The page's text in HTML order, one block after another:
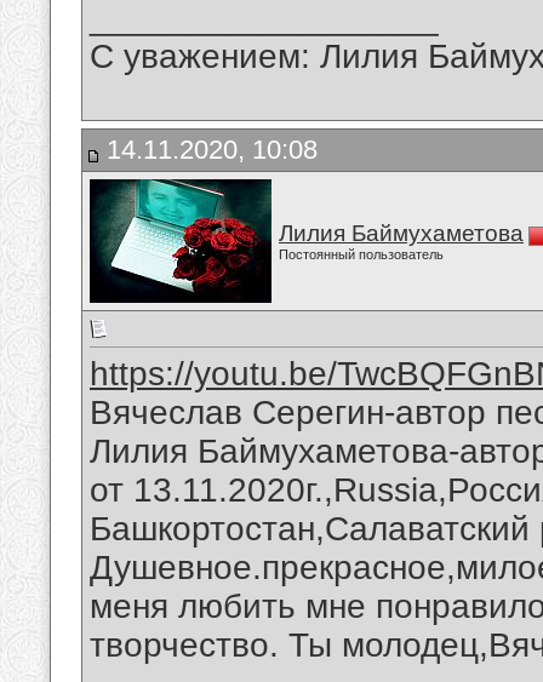
С уважением: Лилия
14.11.2020, 10:08
Лилия Баймухаметова
Постоянный пользователь
https://youtu.be/
Вячеслав Серегин-автор
Лилия Баймухаметова-
от
меня любить мне
творчество. Ты